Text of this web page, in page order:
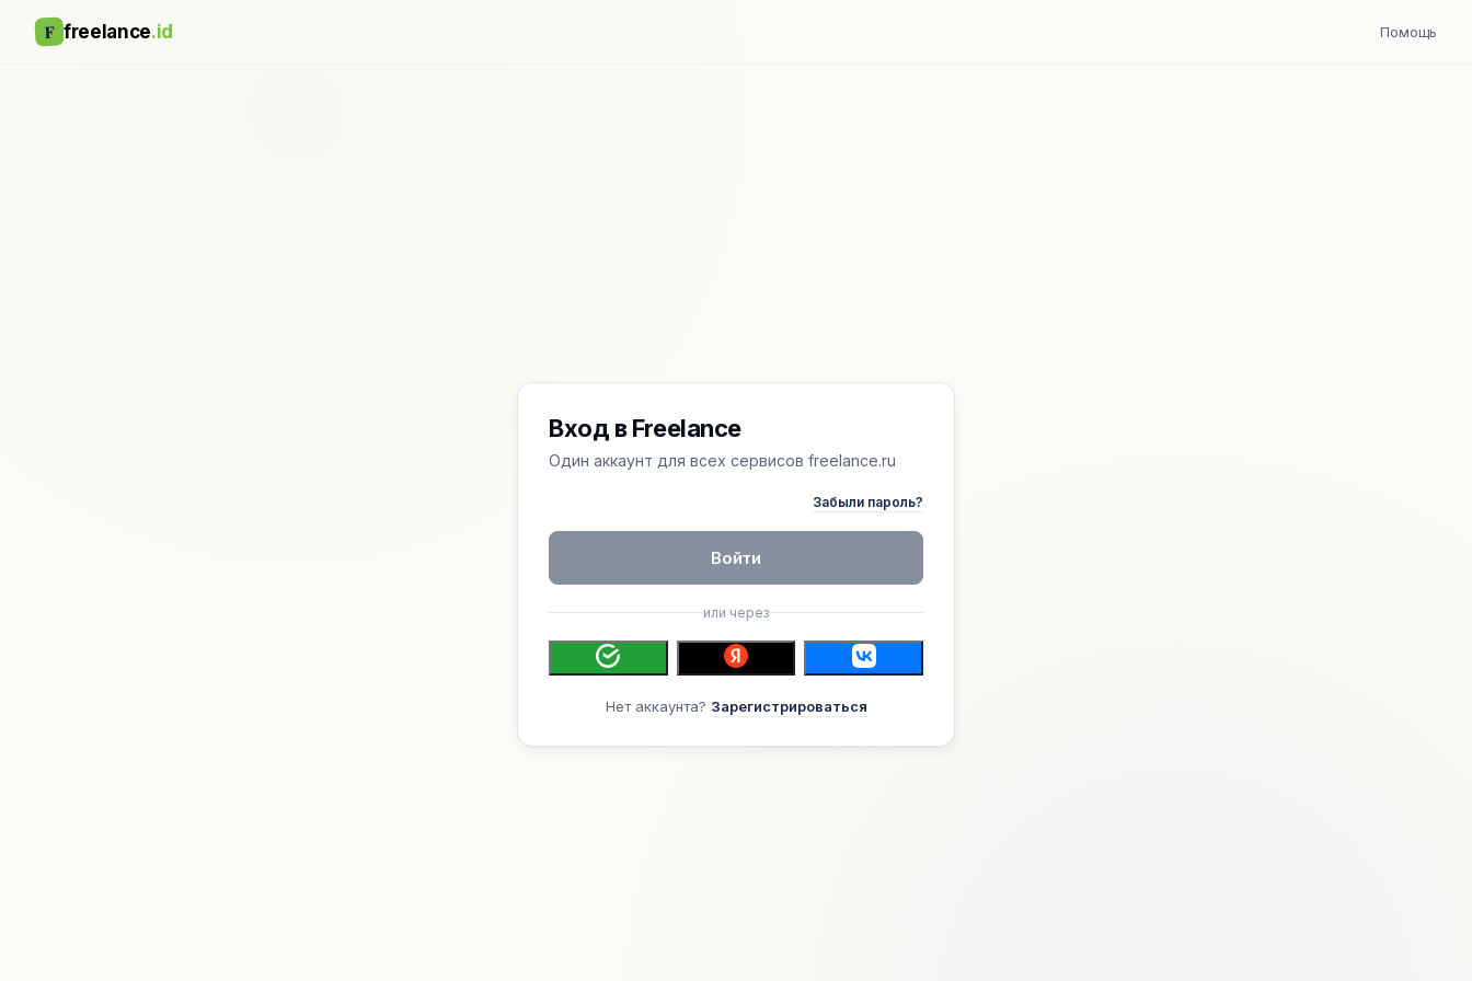
F freelance.id Помощь
Вход в Freelance
Один аккаунт для всех сервисов freelance.ru
Забыли пароль?
Войти
или через
Нет аккаунта? Зарегистрироваться